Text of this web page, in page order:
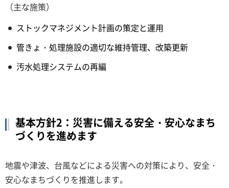
（主な施策）
ストックマネジメント計画の策定と運用
管きょ・処理施設の適切な維持管理、改築更新
汚水処理システムの再編
基本方針2：災害に備える安全・安心なまち
づくりを進めます
地震や津波、台風などによる災害への対策により、安全・
安心なまちづくりを推進します。